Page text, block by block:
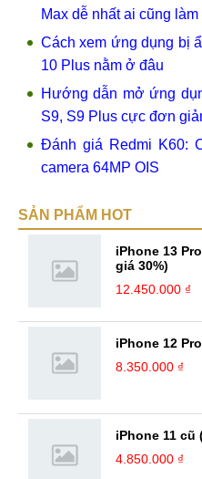
Max dễ nhất ai cũng
Cách xem ứng dụng bị
10 Plus nằm ở đâu
Hướng dẫn mở ứng
S9, S9 Plus cực đơn
Đánh giá Redmi K60:
camera 64MP OIS
SẢN PHẨM HOT
iPhone 13
giá 30%)
12.450.000 ₫
iPhone 12
8.350.000 ₫
iPhone 11 cũ
4.850.000 ₫